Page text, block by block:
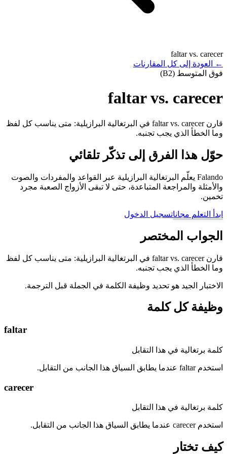
faltar vs. carecer
←
العودة إلى كل المقارنات
فوق المتوسط (B2)
faltar vs. carecer
قارن faltar vs. carecer في البرتغالية البرازيلية: متى يناسب كل لفظ
وما الخطأ الذي يجب تجنبه.
حوّل هذا الفرق إلى تذكّر تلقائي
Falando يعلّم البرتغالية البرازيلية عبر القواعد والمفردات والصوت
والأمثلة والمراجعة المتباعدة، حتى لا تبقى الأزواج الصعبة مجرد
تخمين.
ابدأ التعلم مجاناتسجيل الدخول
الجواب المختصر
قارن faltar vs. carecer في البرتغالية البرازيلية: متى يناسب كل لفظ
وما الخطأ الذي يجب تجنبه.
الاختبار الجيد هو تحديد وظيفة الكلمة في الجملة قبل الترجمة.
وظيفة كل كلمة
faltar
كلمة برتغالية في هذا التقابل
استخدم faltar عندما يطابق السياق هذا الجانب من التقابل.
carecer
كلمة برتغالية في هذا التقابل
استخدم carecer عندما يطابق السياق هذا الجانب من التقابل.
كيف تختار